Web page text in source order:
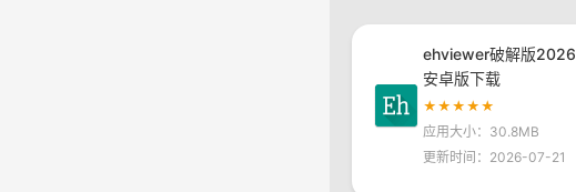
ehviewer破解版2026
安卓版下载
★★★★★
应用大小：30.8MB
更新时间：2026-07-21